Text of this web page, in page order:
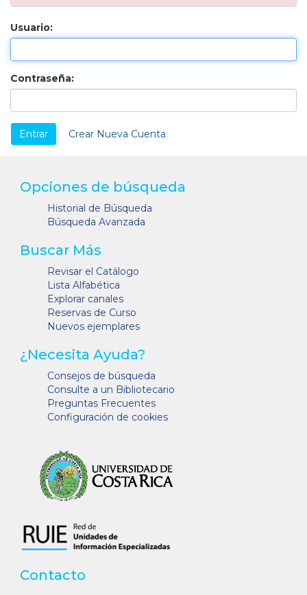
Usuario:
Contraseña:
Crear Nueva Cuenta
Opciones de búsqueda
Historial de Búsqueda
Búsqueda Avanzada
Buscar Más
Revisar el Catálogo
Lista Alfabética
Explorar canales
Reservas de Curso
Nuevos ejemplares
¿Necesita Ayuda?
Consejos de búsqueda
Consulte a un Bibliotecario
Preguntas Frecuentes
Configuración de cookies
Contacto